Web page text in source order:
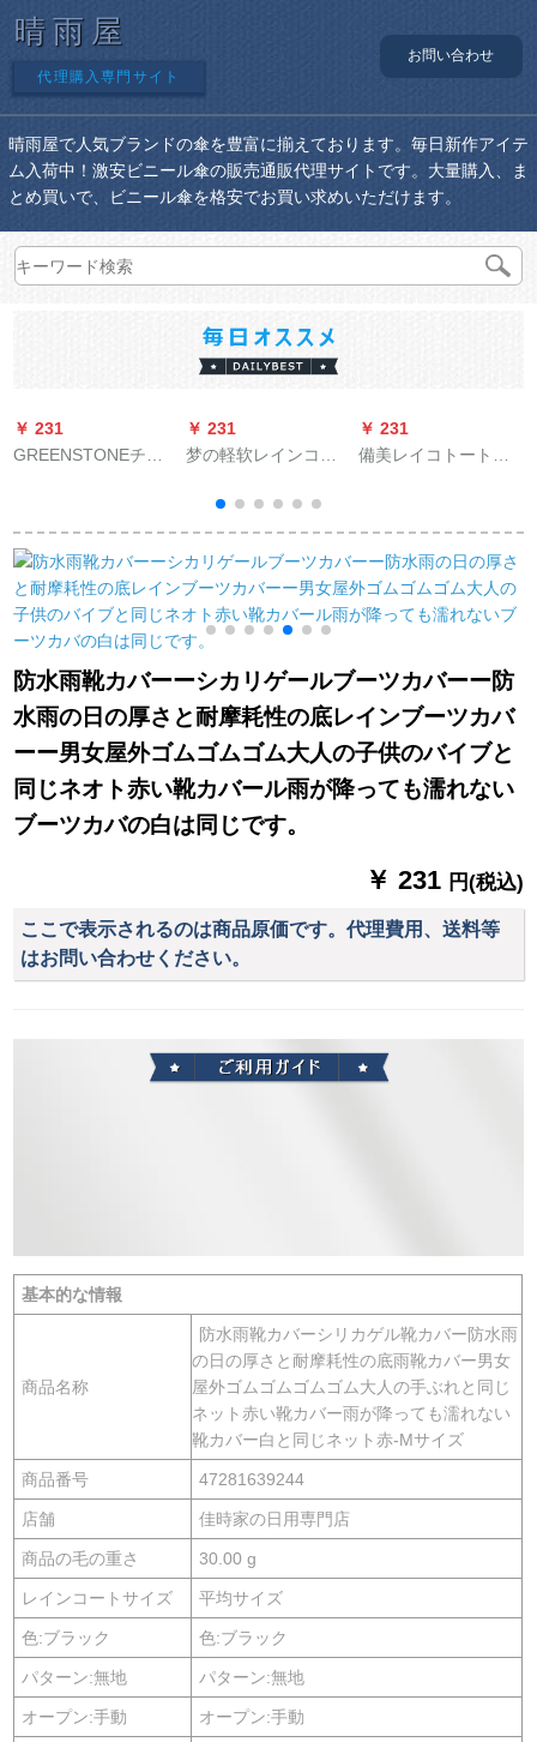
晴雨屋
代理購入専門サイト
お問い合わせ
晴雨屋で人気ブランドの傘を豊富に揃えております。毎日新作アイテ
ム入荷中！激安ビニール傘の販売通販代理サイトです。大量購入、ま
とめ買いで、ビニール傘を格安でお買い求めいただけます。
￥ 231
GREENSTONEチタ
のみ超紫外线対策UV
伞男女兼用シバセミ
ナー
￥ 231
梦の軽软レインコ男
インコ风格网赤徒歩
旅行防水フュージョ
ン连体电动电动电动
len coto黒-エレンウ
ードド/身长180-1995
cmに适しています。
￥ 231
備美レイコトート电
つばさを透過してい
るレインコーストト
ークシー-雪花白XL
防水雨靴カバーーシカリゲールブーツカバーー防
水雨の日の厚さと耐摩耗性の底レインブーツカバ
ーー男女屋外ゴムゴムゴム大人の子供のバイブと
同じネオト赤い靴カバール雨が降っても濡れない
ブーツカバの白は同じです。
￥ 231 円(税込)
ここで表示されるのは商品原価です。代理費用、送料等
はお問い合わせください。
基本的な情報
商品名称
防水雨靴カバーシリカゲル靴カバー防水雨
の日の厚さと耐摩耗性の底雨靴カバー男女
屋外ゴムゴムゴムゴム大人の手ぶれと同じ
ネット赤い靴カバー雨が降っても濡れない
靴カバー白と同じネット赤-Mサイズ
商品番号 47281639244
店舗 佳時家の日用専門店
商品の毛の重さ 30.00 g
レインコートサイズ 平均サイズ
色:ブラック 色:ブラック
パターン:無地 パターン:無地
オープン:手動 オープン:手動